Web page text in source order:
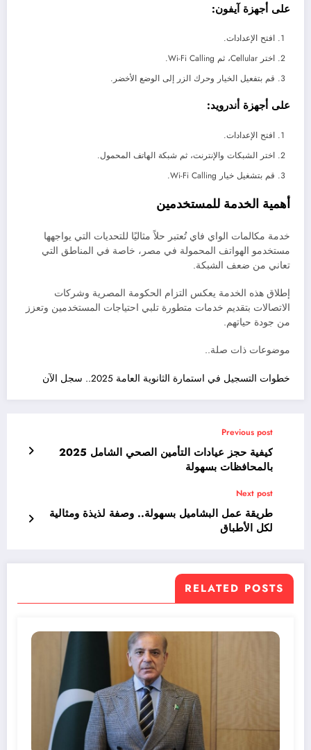
على أجهزة آيفون:
افتح الإعدادات.
اختر Cellular، ثم Wi-Fi Calling.
قم بتفعيل الخيار وحرك الزر إلى الوضع الأخضر.
على أجهزة أندرويد:
افتح الإعدادات.
اختر الشبكات والإنترنت، ثم شبكة الهاتف المحمول.
قم بتشغيل خيار Wi-Fi Calling.
أهمية الخدمة للمستخدمين
خدمة مكالمات الواي فاي تُعتبر حلاً مثاليًا للتحديات التي يواجهها
مستخدمو الهواتف المحمولة في مصر، خاصة في المناطق التي
تعاني من ضعف الشبكة.
إطلاق هذه الخدمة يعكس التزام الحكومة المصرية وشركات
الاتصالات بتقديم خدمات متطورة تلبي احتياجات المستخدمين وتعزز
من جودة حياتهم.
موضوعات ذات صلة..
خطوات التسجيل في استمارة الثانوية العامة 2025.. سجل الآن
Previous post
كيفية حجز عيادات التأمين الصحي الشامل 2025
بالمحافظات بسهولة
Next post
طريقة عمل البشاميل بسهولة.. وصفة لذيذة ومثالية
لكل الأطباق
RELATED POSTS